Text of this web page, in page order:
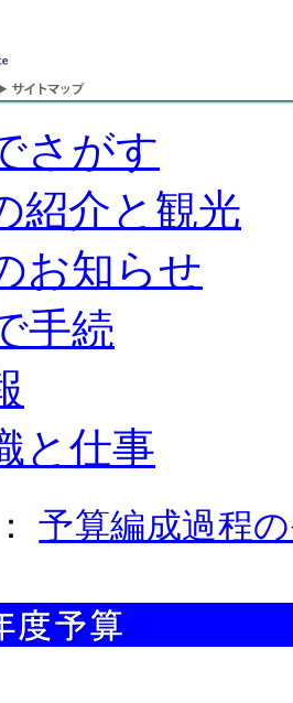
さがす
紹介と観光
お知らせ
手続
と仕事
予算編成過程